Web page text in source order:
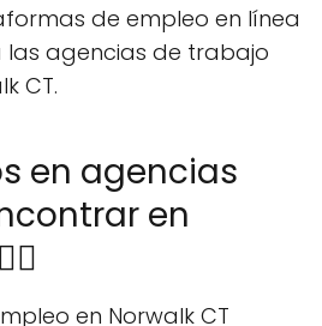
de empleo en línea
agencias de trabajo
CT.
en agencias
en
en Norwalk CT